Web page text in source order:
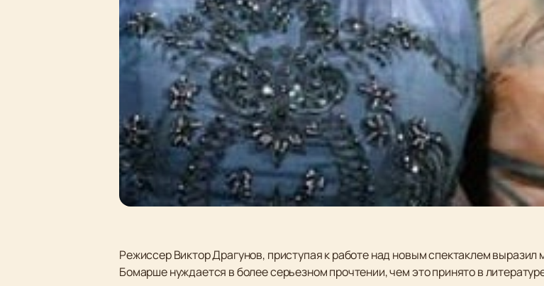
Режиссер Виктор Драгунов, приступая к работе над новым спектаклем
Бомарше нуждается в более серьезном прочтении, чем это принято в